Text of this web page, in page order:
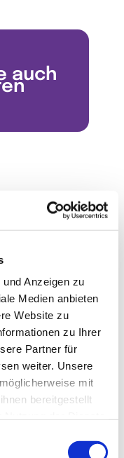
Anzeigen zu
Medien anbieten
Website zu
zu Ihrer
Partner für
weiter. Unsere
mit
bereitgestellt
auch